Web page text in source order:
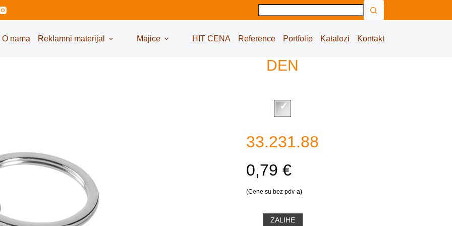
O nama Reklamni materijal Majice HIT CENA Reference Portfolio Katalozi Kontakt
DEN
33.231.88
0,79 €
(Cene su bez pdv-a)
ZALIHE